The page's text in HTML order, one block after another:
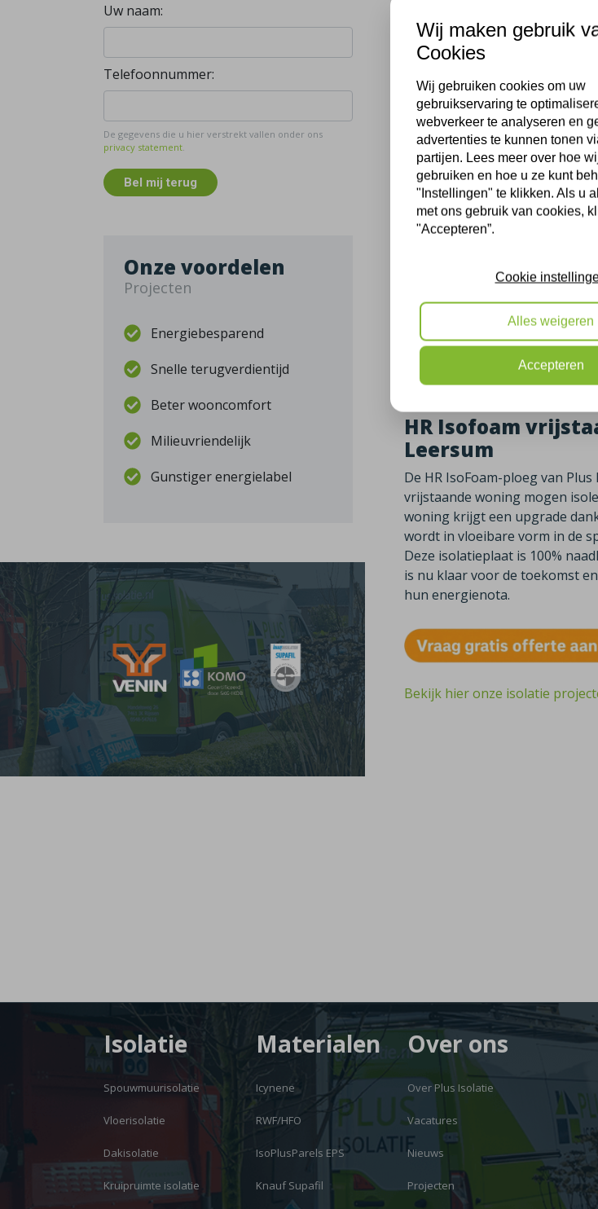
Uw naam:
Telefoonnummer:
De gegevens die u hier verstrekt vallen onder ons
privacy statement.
Bel mij terug
Onze voordelen
Projecten
Energiebesparend
Snelle terugverdientijd
Beter wooncomfort
Milieuvriendelijk
Gunstiger energielabel
Leersum
Leersum, 11-07-2023
HR Isofoam
Leersum
De HR IsoFoam-ploeg van
vrijstaande woning mogen
woning krijgt een upgrade
wordt in vloeibare vorm in de
Deze isolatieplaat is 100%
is nu klaar voor de toekomst
hun energienota.
Bekijk hier onze isolatie
Isolatie
Spouwmuurisolatie
Vloerisolatie
Dakisolatie
Kruipruimte isolatie
Materialen
Icynene
RWF/HFO
IsoPlusParels EPS
Knauf Supafil
Over ons
Over Plus Isolatie
Vacatures
Nieuws
Projecten
Wij maken gebruik
Cookies
Wij gebruiken cookies om uw
gebruikservaring te
webverkeer te analyseren en
advertenties te kunnen tonen
partijen. Lees meer over hoe
gebruiken en hoe u ze kunt
"Instellingen" te klikken. Als u
met ons gebruik van cookies,
"Accepteren”.
Cookie
Alles weigeren
Accepteren